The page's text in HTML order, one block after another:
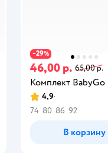
−29%
46,00 р. 65,00 р.
Комплект BabyGо
4,9
74 80 86 92
В корзину